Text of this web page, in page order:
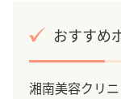
おすすめ
湘南美容クリ